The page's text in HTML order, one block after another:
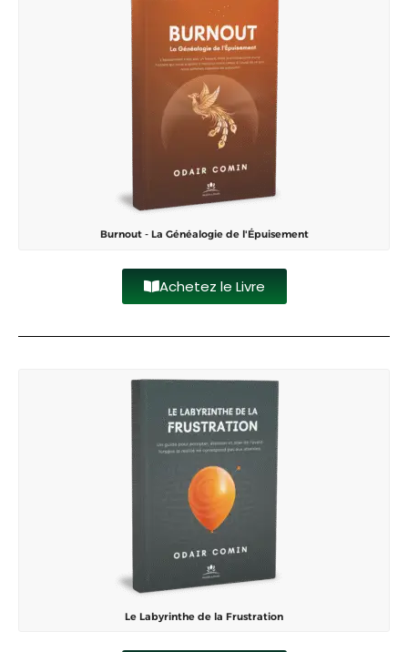
Burnout - La Généalogie de l'Épuisement
Achetez le Livre
Le Labyrinthe de la Frustration